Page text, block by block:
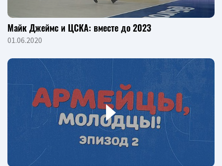
Майк Джеймс и ЦСКА: вместе до 2023
01.06.2020